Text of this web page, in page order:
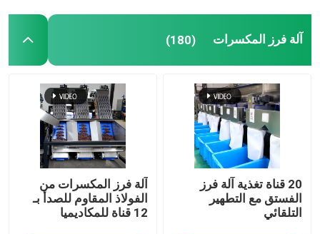
آلة فرز المكسرات (180)
20 قناة تغذية آلة فرز
الفستق مع التطهير
التلقائي
آلة فرز المكسرات من
الفولاذ المقاوم للصدأ بـ
12 قناة للمكاديميا